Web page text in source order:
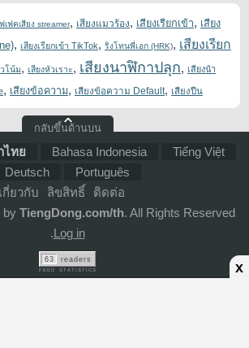
เฟคเสียง streamer, เสียงแมวร้อง, เสียงเรียกเข้า, เสียง
, เสียงเรียกเข้า TikTok, ริงโทนพี่เอก (HRK), เสียงเรียก
โน้ม, เสียงหัวเราะ, เสียงนาฬิกาปลุก, เสียงน้า
, เสียงข้อความ, เสียงข้อความ Default, เสียงปืน
กลับขึ้นด้านบน
ไทย Bahasa Indonesia
Tiếng Việt
Deutsch
Português
เกี่ยวกับ
ลิขสิทธิ์
ติดต่อ
by TiengDong.com/th. All Rights Reserved
.Log in
63 readers
FEED STATISTICS x